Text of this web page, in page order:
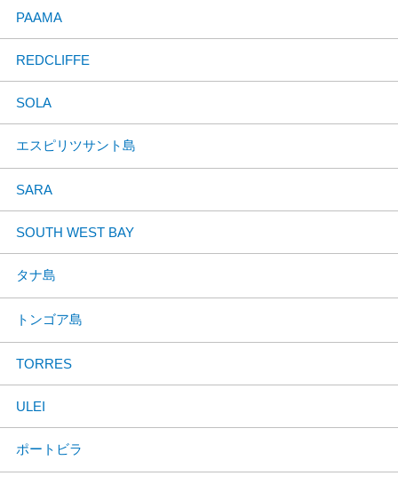
PAAMA
REDCLIFFE
SOLA
エスピリツサント島
SARA
SOUTH WEST BAY
タナ島
トンゴア島
TORRES
ULEI
ポートビラ